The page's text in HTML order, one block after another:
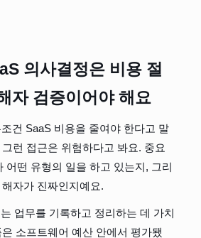
의사결정은 비용 절
자 검증이어야 해요
건 SaaS 비용을 줄여야 한다고 말
런 접근은 위험하다고 봐요. 중요
어떤 유형의 일을 하고 있는지, 그리
자가 진짜인지예요.
업무를 기록하고 정리하는 데 가치
소프트웨어 예산 안에서 평가됐